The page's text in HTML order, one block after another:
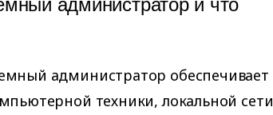
администратор и что
администратор обеспечивает
техники, локальной сети